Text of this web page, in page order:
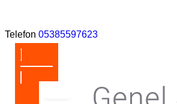
Telefon 05385597623